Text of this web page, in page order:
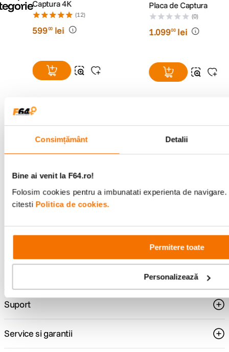
Consimțământ Detalii
Bine ai venit la F64.ro!
Folosim cookies pentru a imbunatati experienta de
citesti Politica de cookies.
Permitere toate
Personalizează
Captura 4K
(12)
59900 lei
Placa de Captura
(0)
1.09900 lei
Alatura-te comunitatii creatorilor
specializata
499lei
Suport
Service si garantii